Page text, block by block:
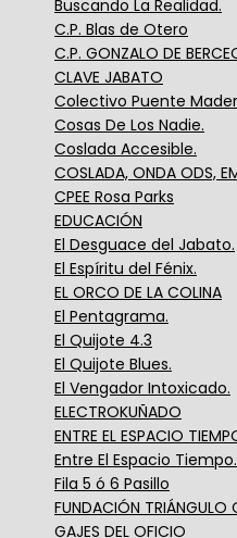
Buscando La Realidad.
C.P. Blas de Otero
C.P. GONZALO DE
CLAVE JABATO
Colectivo Puente
Cosas De Los Nadie.
Coslada Accesible.
COSLADA, ONDA ODS,
CPEE Rosa Parks
EDUCACIÓN
El Desguace del Jabato.
El Espíritu del Fénix.
EL ORCO DE LA COLINA
El Pentagrama.
El Quijote 4.3
El Quijote Blues.
El Vengador Intoxicado.
ELECTROKUÑADO
ENTRE EL ESPACIO
Entre El Espacio Tiempo.
Fila 5 ó 6 Pasillo
FUNDACIÓN TRIÁNGULO
GAJES DEL OFICIO